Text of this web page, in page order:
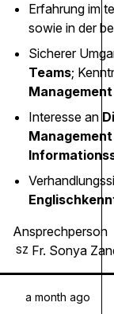
Erfahrung im
sowie in der
Sicherer
Teams;
Interesse an
Ansprechperson
SZ Fr. Sonya
a month ago